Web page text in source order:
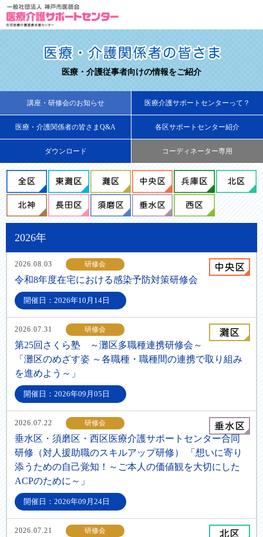
医療・介護従事者向けの情報をご紹介
講座・研修会のお知らせ 医療介護サポートセンターって？
医療・介護関係者の皆さまQ&A 各区サポートセンター紹介
ダウンロード コーディネーター専用
2026年
2026.08.03 研修会
令和8年度在宅における感染予防対策研修会
開催日：2026年10月14日
2026.07.31 研修会
第25回さくら塾 ～灘区多職種連携研修会～
「灘区のめざす姿 ～各職種・職種間の連携で取り組み
を進めよう～」
開催日：2026年09月05日
2026.07.22 研修会
垂水区・須磨区・西区医療介護サポートセンター合同
研修（対人援助職のスキルアップ研修） 「想いに寄り
添うための自己覚知！～ご本人の価値観を大切にした
ACPのために～」
開催日：2026年09月24日
2026.07.21 研修会